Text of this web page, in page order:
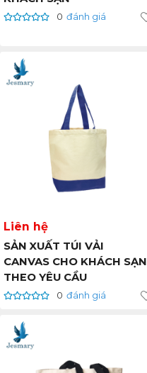
0 đánh giá
Liên hệ
SẢN XUẤT TÚI VẢI
CANVAS CHO KHÁCH SẠN
THEO YÊU CẦU
0 đánh giá